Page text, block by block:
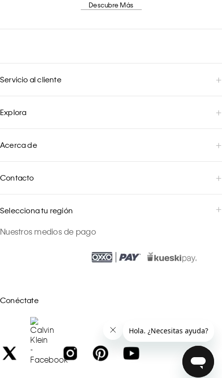
Descubre Más
Servicio al cliente
Explora
Acerca de
Contacto
Selecciona tu región
Nuestros medios de pago
Conéctate